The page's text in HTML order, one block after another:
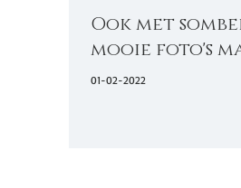
Ook met
mooie foto's
01-02-2022